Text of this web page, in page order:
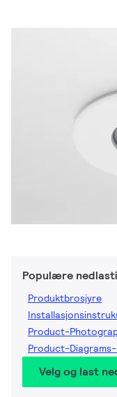
Populære
Produktbrosjyre
Product-
Product-Diagrams-
Velg og last